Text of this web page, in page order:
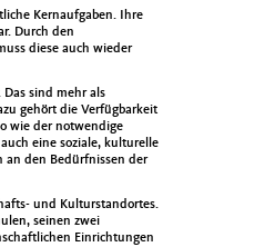
Kernaufgaben. Ihre
Durch den
diese auch wieder
sind mehr als
gehört die Verfügbarkeit
wie der notwendige
eine soziale, kulturelle
an den Bedürfnissen der
und Kulturstandortes.
seinen zwei
Einrichtungen